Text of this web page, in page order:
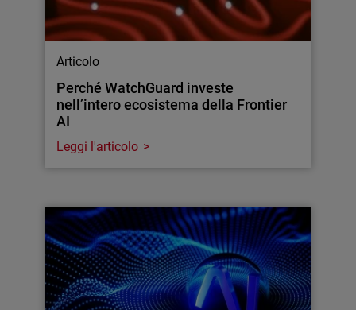
Articolo
Perché WatchGuard investe
nell’intero ecosistema della Frontier
AI
Leggi l'articolo